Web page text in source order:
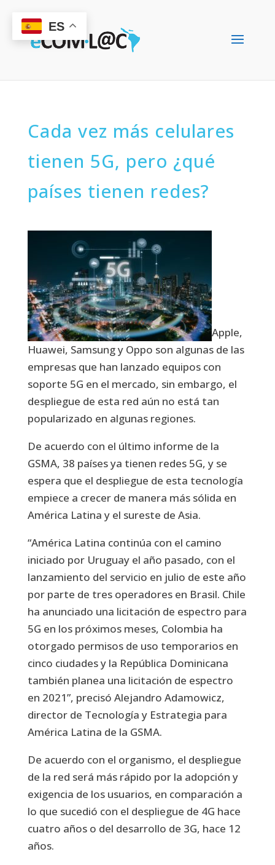
Cada vez más celulares
tienen 5G, pero ¿qué
países tienen redes?
Apple,
Huawei, Samsung y Oppo son algunas de las
empresas que han lanzado equipos con
soporte 5G en el mercado, sin embargo, el
despliegue de esta red aún no está tan
popularizado en algunas regiones.
De acuerdo con el último informe de la
GSMA, 38 países ya tienen redes 5G, y se
espera que el despliegue de esta tecnología
empiece a crecer de manera más sólida en
América Latina y el sureste de Asia.
“América Latina continúa con el camino
iniciado por Uruguay el año pasado, con el
lanzamiento del servicio en julio de este año
por parte de tres operadores en Brasil. Chile
ha anunciado una licitación de espectro para
5G en los próximos meses, Colombia ha
otorgado permisos de uso temporarios en
cinco ciudades y la República Dominicana
también planea una licitación de espectro
en 2021”, precisó Alejandro Adamowicz,
director de Tecnología y Estrategia para
América Latina de la GSMA.
De acuerdo con el organismo, el despliegue
de la red será más rápido por la adopción y
exigencia de los usuarios, en comparación a
lo que sucedió con el despliegue de 4G hace
cuatro años o del desarrollo de 3G, hace 12
años.
ES